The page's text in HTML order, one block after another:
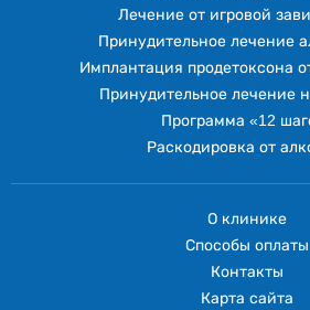
Лечение от игровой
Принудительное лечение
Имплантация продетоксона
Принудительное лечение
Программа «12
Раскодировка от
О клинике
Способы оплаты
Контакты
Карта сайта